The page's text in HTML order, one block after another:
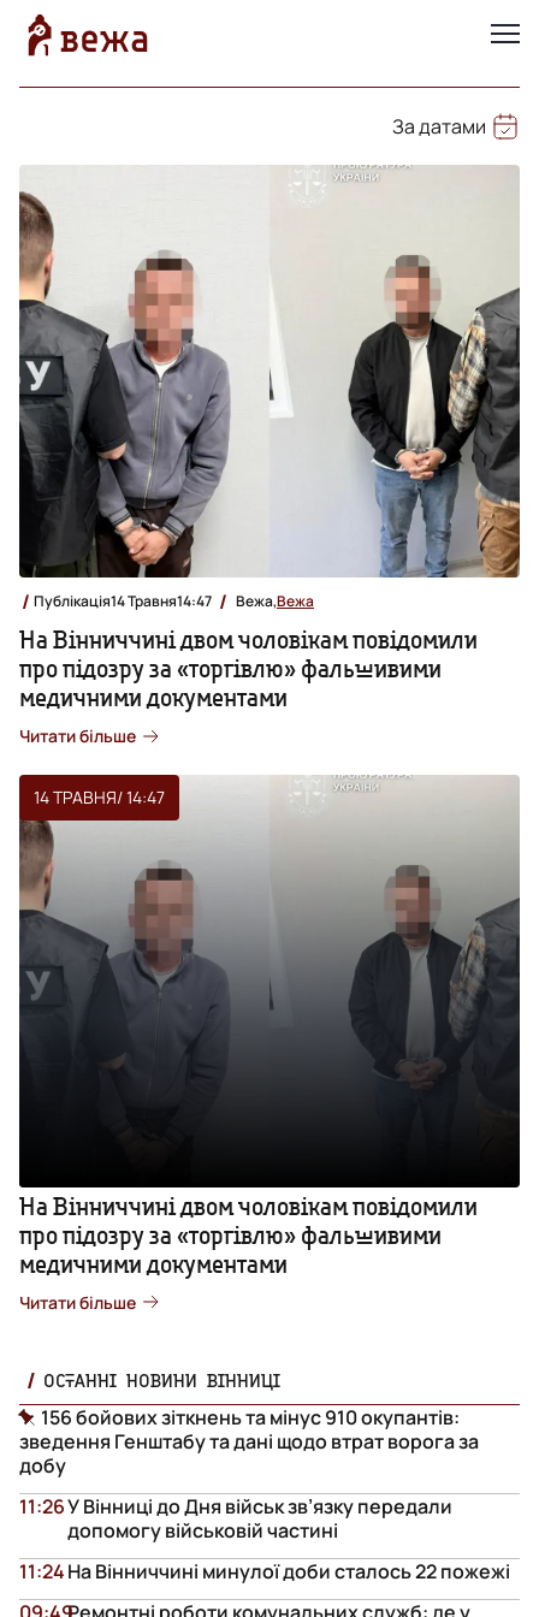
За датами
Публікація14 Травня14:47 Вежа,Вежа
На Вінниччині двом чоловікам повідомили
про підозру за «торгівлю» фальшивими
медичними документами
Читати більше
14 ТРАВНЯ/ 14:47
На Вінниччині двом чоловікам повідомили
про підозру за «торгівлю» фальшивими
медичними документами
Читати більше
ОСТАННІ НОВИНИ ВІННИЦІ
156 бойових зіткнень та мінус 910 окупантів:
зведення Генштабу та дані щодо втрат ворога за
добу
У Вінниці до Дня військ зв’язку передали
допомогу військовій частині
11:26
На Вінниччині минулої доби сталось 22 пожежі
11:24